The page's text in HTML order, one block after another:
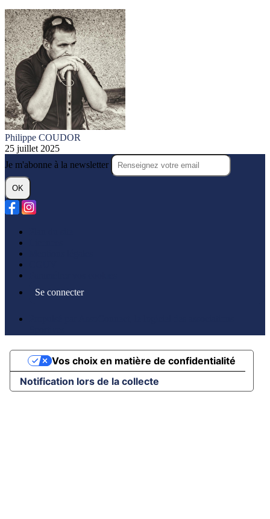
Philippe COUDOR
25 juillet 2025
Je m'abonne à la newsletter
OK
Se connecter
Notification lors de la collecte
Vos choix en matière de confidentialité